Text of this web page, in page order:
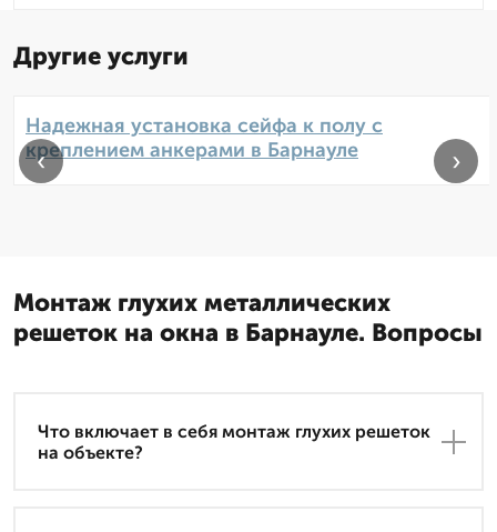
Другие услуги
Надежная установка сейфа к полу с
креплением анкерами в Барнауле
‹ ›
Монтаж глухих металлических
решеток на окна в Барнауле. Вопросы
Что включает в себя монтаж глухих решеток
на объекте?